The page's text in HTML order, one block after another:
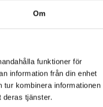
Om
funktioner för
information från din enhet
kombinera informationen
deras tjänster.
Skaftdammsugare
Emerio